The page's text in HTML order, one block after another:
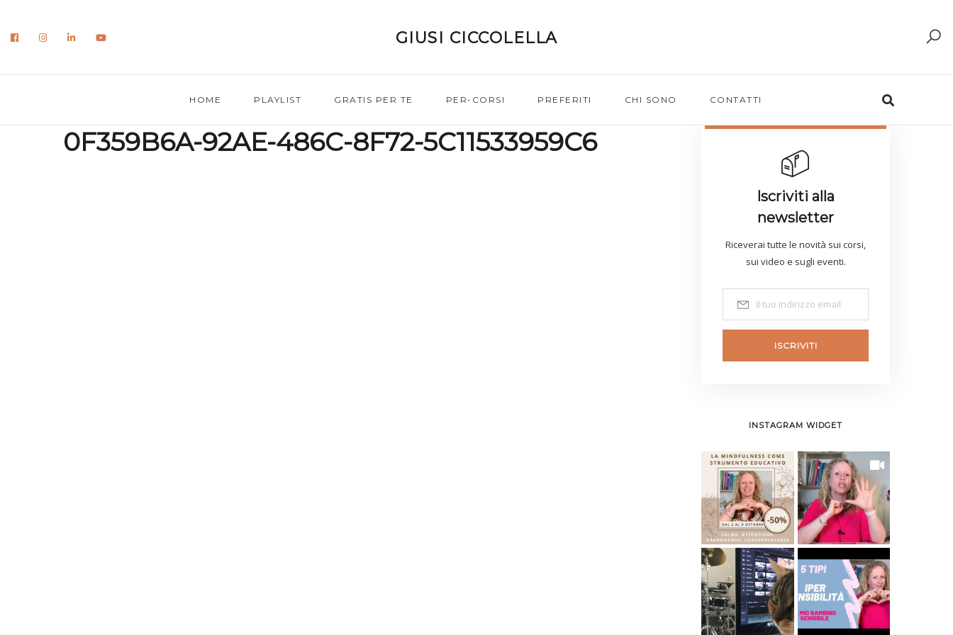
GIUSI CICCOLELLA
HOME PLAYLIST GRATIS PER TE PER-CORSI PREFERITI CHI SONO CONTATTI
0F359B6A-92AE-486C-8F72-5C11533959C6
Iscriviti alla
newsletter
Riceverai tutte le novità sui corsi,
sui video e sugli eventi.
ISCRIVITI
INSTAGRAM WIDGET